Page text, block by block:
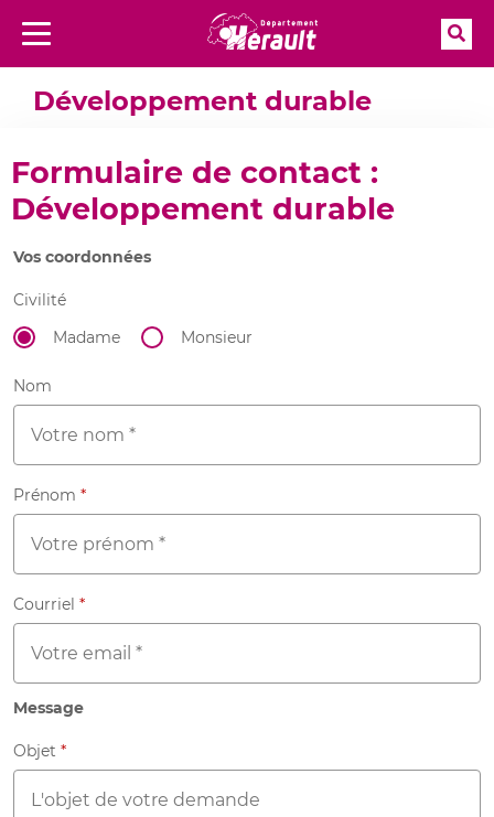
Aller à la recherche
Menu
Développement durable
Formulaire de contact :
Développement durable
Vos coordonnées
Civilité
Madame
Monsieur
Nom
Prénom *
Courriel *
Message
Objet *